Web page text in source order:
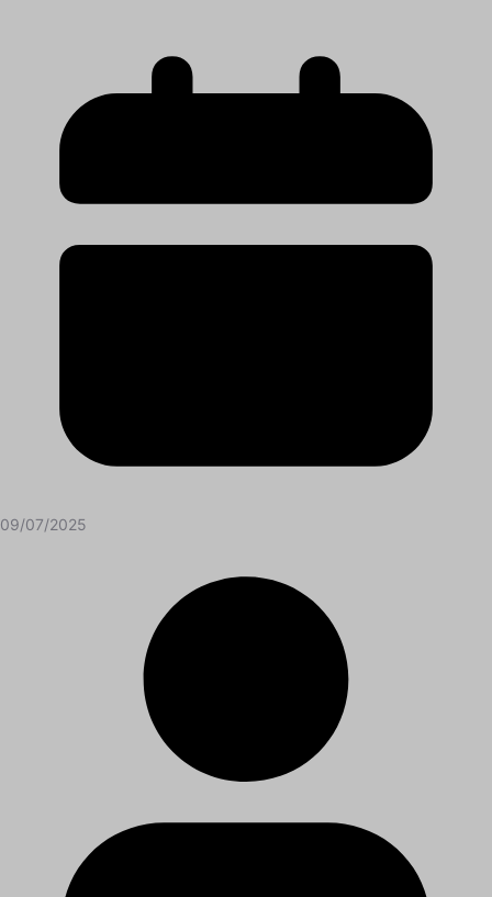
09/07/2025